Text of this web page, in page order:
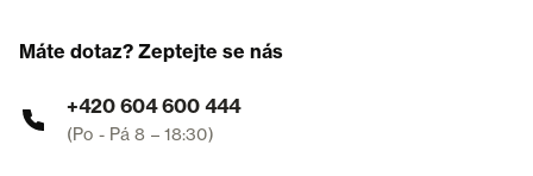
Máte dotaz? Zeptejte se nás
+420 604 600 444
(Po - Pá 8 – 18:30)